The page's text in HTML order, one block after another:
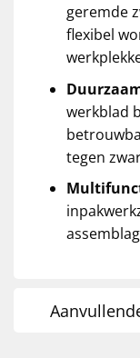
geremde
flexibel
werkblad
tegen